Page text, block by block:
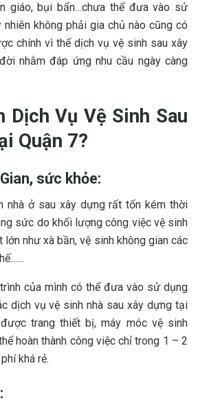
giáo, bụi bẩn…chưa thể đưa vào sử
không phải gia chủ nào cũng có
chính vì thế dịch vụ vệ sinh sau xây
nhằm đáp ứng nhu cầu ngày càng
Dịch Vụ Vệ Sinh Sau
Quận 7?
sức khỏe:
nhà ở sau xây dựng rất tốn kém thời
sức do khối lượng công việc vệ sinh
lớn như xà bần, vệ sinh không gian các
của mình có thể đưa vào sử dụng
dịch vụ vệ sinh nhà sau xây dựng tại
trang thiết bị, máy móc vệ sinh
hoàn thành công việc chỉ trong 1 – 2
khá rẻ.